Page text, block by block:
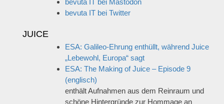
bevuta IT bei Twitter
JUICE
ESA: Galileo-Ehrung enthüllt, während Juice
„Lebewohl, Europa“ sagt
ESA: The Making of Juice – Episode 9
(englisch)
enthält Aufnahmen aus dem Reinraum und
schöne Hintergründe zur Hommage an